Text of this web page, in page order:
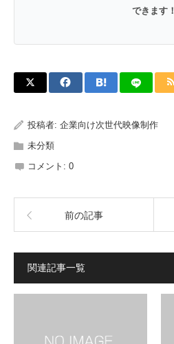
できます！
投稿者: 企業向け次世代映像制作
未分類
コメント: 0
前の記事
関連記事一覧